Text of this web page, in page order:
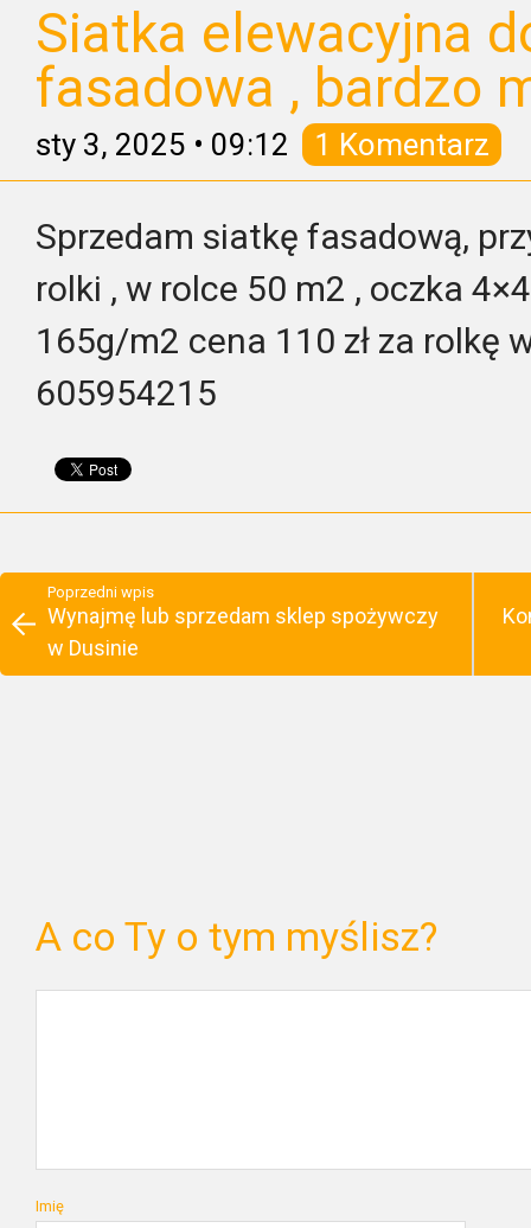
Siatka elewacyjna
fasadowa , bardzo
sty 3, 2025 • 09:12 1 Komentarz
Sprzedam siatkę fasadową,
rolki , w rolce 50 m2 , oczka
165g/m2 cena 110 zł za rolkę
605954215
Poprzedni wpis
Wynajmę lub sprzedam sklep spożywczy
w Dusinie
A co Ty o tym myślisz?
Imię